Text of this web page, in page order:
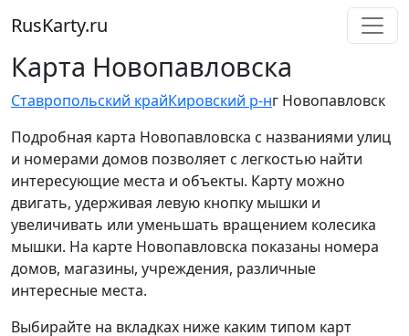
RusKarty.ru
Карта Новопавловска
Ставропольский крайКировский р-нг Новопавловск
Подробная карта Новопавловска с названиями улиц
и номерами домов позволяет с легкостью найти
интересующие места и объекты. Карту можно
двигать, удерживая левую кнопку мышки и
увеличивать или уменьшать вращением колесика
мышки. На карте Новопавловска показаны номера
домов, магазины, учреждения, различные
интересные места.
Выбирайте на вкладках ниже каким типом карт